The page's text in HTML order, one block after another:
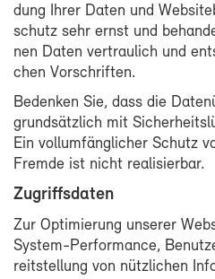
dung Ih­rer Da­ten und
schutz sehr ernst und
nen Da­ten ver­trau­lich und
chen Vor­schrif­ten.
Be­den­ken Sie, dass die
grund­sätz­lich mit
Ein voll­um­fäng­li­cher Schutz
Frem­de ist nicht rea­li­sier­bar.
Zu­griffs­da­ten
Zur Op­ti­mie­rung un­se­rer
System-​Performance,
reit­stel­lung von nütz­li­chen